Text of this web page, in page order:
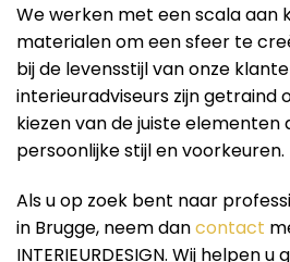
We werken met een scala aan
materialen om een ​​sfeer te
bij de levensstijl van onze
interieuradviseurs zijn getraind
kiezen van de juiste elementen
persoonlijke stijl en voorkeuren.
Als u op zoek bent naar
in Brugge, neem dancontact
INTERIEURDESIGN. Wij helpen